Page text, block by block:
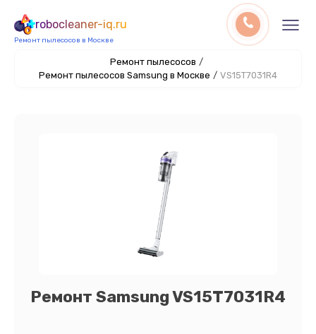
robocleaner-iq.ru
Ремонт пылесосов в Москве
Ремонт пылесосов /
Ремонт пылесосов Samsung в Москве / VS15T7031R4
Ремонт Samsung VS15T7031R4